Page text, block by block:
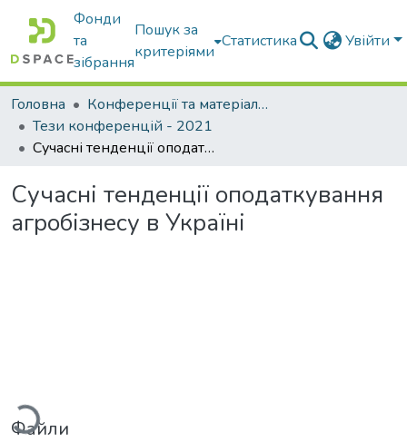
Фонди
та
зібрання
Пошук за
критеріями
Статистика Увійти
Головна
Конференції та матеріали конференцій
Тези конференцій - 2021
Сучасні тенденції оподаткування агробізнесу в Україні
Сучасні тенденції оподаткування
агробізнесу в Україні
Файли